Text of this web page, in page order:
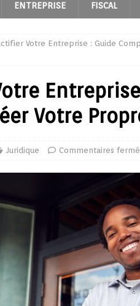
ENTREPRISE FISCAL
Votre Entreprise : Guide
Votre
Juridique Commentaires